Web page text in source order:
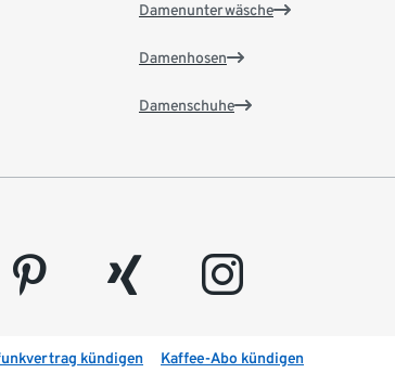
Damenunterwäsche
Damenhosen
Damenschuhe
pinterest xing instagram
kündigen Kaffee-Abo kündigen